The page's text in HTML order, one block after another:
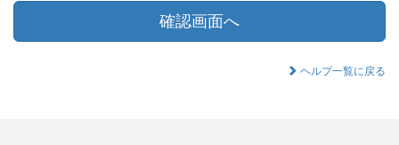
確認画面へ
ヘルプ一覧に戻る